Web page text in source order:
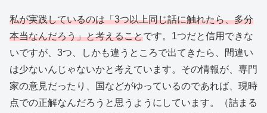
私が実践しているのは「3つ以上同じ話に触れたら、多分
本当なんだろう」と考えることです。1つだと信用できな
いですが、3つ、しかも違うところで出てきたら、間違い
は少ないんじゃないかと考えています。その情報が、専門
家の意見だったり、国などがゆっているのであれば、現時
点での正解なんだろうと思うようにしています。（詰まる